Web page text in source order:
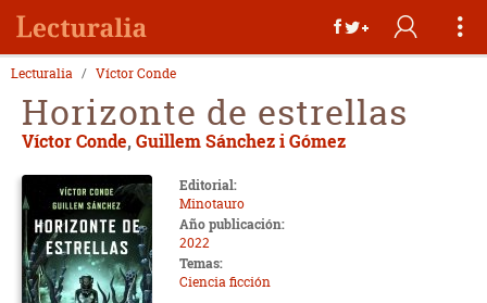
Lecturalia Víctor Conde
Horizonte de estrellas
Víctor Conde, Guillem Sánchez i Gómez
Editorial:
Minotauro
Año publicación:
2022
Temas:
Ciencia ficción